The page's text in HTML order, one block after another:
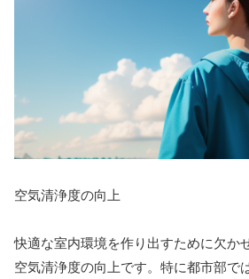
空気清浄度の向上
快適な室内環境を作り出すために欠か
空気清浄度の向上です。特に都市部で